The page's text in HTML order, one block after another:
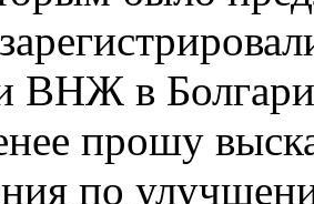
ВНЖ в
прошу
по